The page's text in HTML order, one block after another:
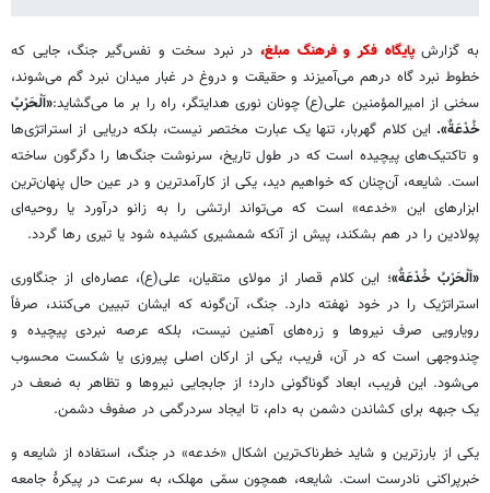
به گزارشپایگاه فکر و فرهنگ مبلغ،در نبرد سخت و نفس‌گیر جنگ، جایی که
خطوط نبرد گاه درهم می‌آمیزند و حقیقت و دروغ در غبار میدان نبرد گم می‌شوند،
سخنی از امیرالمؤمنین علی(ع) چونان نوری هدایتگر، راه را بر ما می‌گشاید:‌«اَلْحَرْبُ
خُدْعَةٌ». این کلام گهربار، تنها یک عبارت مختصر نیست، بلکه دریایی از استراتژی‌ها
و تاکتیک‌های پیچیده است که در طول تاریخ، سرنوشت جنگ‌ها را دگرگون ساخته
است. شایعه، آن‌چنان که خواهیم دید، یکی از کارآمدترین و در عین حال پنهان‌ترین
ابزارهای این «خدعه» است که می‌تواند ارتشی را به زانو درآورد یا روحیه‌ای
پولادین را در هم بشکند، پیش از آنکه شمشیری کشیده شود یا تیری رها گردد.
«اَلْحَرْبُ خُدْعَةٌ»؛ این کلام قصار از مولای متقیان، علی(ع)، عصاره‌ای از جنگاوری
استراتژیک را در خود نهفته دارد. جنگ، آن‌گونه که ایشان تبیین می‌کنند، صرفاً
رویارویی صرف نیروها و زره‌های آهنین نیست، بلکه عرصه نبردی پیچیده و
چندوجهی است که در آن، فریب، یکی از ارکان اصلی پیروزی یا شکست محسوب
می‌شود. این فریب، ابعاد گوناگونی دارد؛ از جابجایی نیروها و تظاهر به ضعف در
یک جبهه برای کشاندن دشمن به دام، تا ایجاد سردرگمی در صفوف دشمن.
یکی از بارزترین و شاید خطرناک‌ترین اشکال «خدعه» در جنگ، استفاده از شایعه و
خبرپراکنی نادرست است. شایعه، همچون سمّی مهلک، به سرعت در پیکرهٔ جامعه